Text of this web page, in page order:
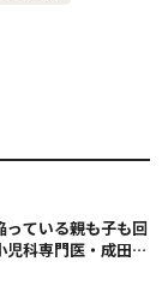
ている――親も子も回
科専門医・成田奈